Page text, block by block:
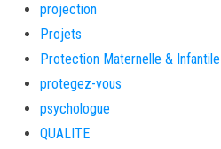
projection
Projets
Protection Maternelle & Infantile
protegez-vous
psychologue
QUALITE